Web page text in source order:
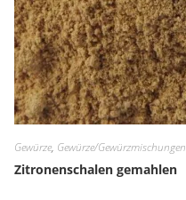
Gewürze, Gewürze/Gewürzmischungen
Zitronenschalen gemahlen